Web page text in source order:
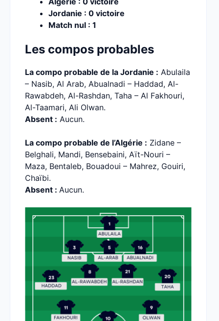
Jordanie : 0 victoire
Match nul : 1
Les compos probables
La compo probable de la Jordanie : Abulaila
– Nasib, Al Arab, Abualnadi – Haddad, Al-
Rawabdeh, Al-Rashdan, Taha – Al Fakhouri,
Al-Taamari, Ali Olwan.
Absent : Aucun.
La compo probable de l’Algérie : Zidane –
Belghali, Mandi, Bensebaini, Aït-Nouri –
Maza, Bentaleb, Bouadoui – Mahrez, Gouiri,
Chaïbi.
Absent : Aucun.